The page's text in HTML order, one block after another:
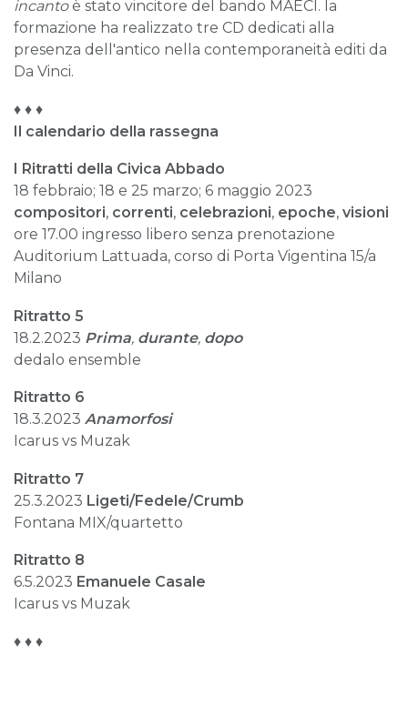
incantoè stato vincitore del bando MAECI. la
formazione ha realizzato tre CD dedicati alla
presenza dell'antico nella contemporaneità editi da
Da Vinci.
♦️ ♦️ ♦️
Il calendario della rassegna
I Ritratti della Civica Abbado
18 febbraio; 18 e 25 marzo; 6 maggio 2023
compositori, correnti, celebrazioni, epoche, visioni
ore 17.00 ingresso libero senza prenotazione
Auditorium Lattuada, corso di Porta Vigentina 15/a
Milano
Ritratto 5
18.2.2023 Prima, durante, dopo
dedalo ensemble
Ritratto 6
18.3.2023 Anamorfosi
Icarus vs Muzak
Ritratto 7
25.3.2023 Ligeti/Fedele/Crumb
Fontana MIX/quartetto
Ritratto 8
6.5.2023 Emanuele Casale
Icarus vs Muzak
♦️ ♦️ ♦️